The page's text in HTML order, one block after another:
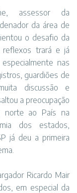
assessor da
da área de
o desafio da
reflexos trará e já
nas
guardiões de
discussão e
a preocupação
norte ao País na
dos estados,
já deu a primeira
Ricardo Mair
em especial da